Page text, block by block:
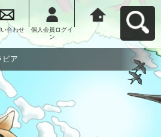
合わせ
個人会員ログイ
ン
大府市民活動支
援サイト コラビ
アへ戻る
ビア